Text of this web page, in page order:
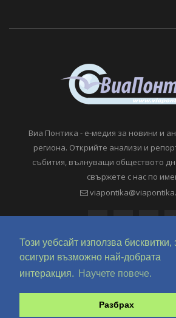
Този уебсайт използва бисквитки,
осигури възможно най-добрата
интеракция.
Научете повече.
Разбрах
Виа Понтика - е-медия за новини и
региона. Открийте анализи и
събития, вълнуващи обществото
свържете с нас по
Copyright © 2018-2024 ViaPontika.com.
Development @ OverHertz